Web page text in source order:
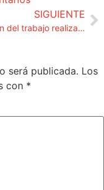
SIGUIENTE
Resumen del trabajo realizado por la Union Progresista de Fiscales y sus vocales en el consejo fiscal 2018-2022
será publicada. Los
con *